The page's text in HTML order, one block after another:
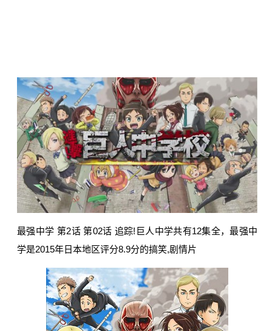
最强中学 第2话 第02话 追踪!巨人中学共有12集全，最强中
学是2015年日本地区评分8.9分的搞笑,剧情片